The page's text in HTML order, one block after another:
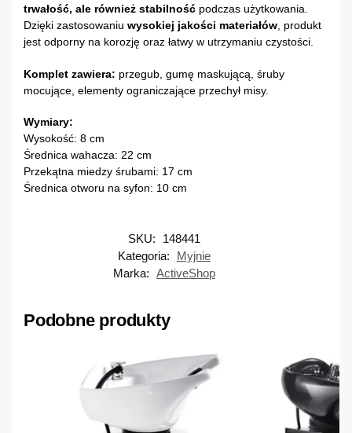
trwałość, ale również stabilność podczas użytkowania.
Dzięki zastosowaniu wysokiej jakości materiałów , produkt
jest odporny na korozję oraz łatwy w utrzymaniu czystości.
Komplet zawiera: przegub, gumę maskującą, śruby
mocujące, elementy ograniczające przechył misy.
Wymiary:
Wysokość: 8 cm
Średnica wahacza: 22 cm
Przekątna miedzy śrubami: 17 cm
Średnica otworu na syfon: 10 cm
SKU:
148441
Kategoria:
Myjnie
Marka: ActiveShop
Podobne produkty